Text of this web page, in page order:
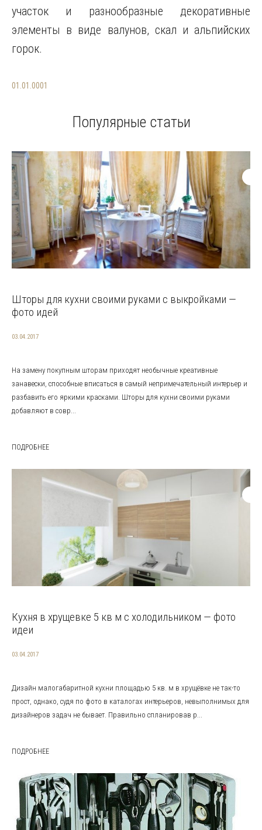
участок и разнообразные декоративные
элементы в виде валунов, скал и альпийских
горок.
01.01.0001
Популярные статьи
Шторы для кухни своими руками с выкройками —
фото идей
03.04.2017
На замену покупным шторам приходят необычные креативные
занавески, способные вписаться в самый непримечательный интерьер и
разбавить его яркими красками. Шторы для кухни своими руками
добавляют в совр...
ПОДРОБНЕЕ
Кухня в хрущевке 5 кв м с холодильником — фото
идеи
03.04.2017
Дизайн малогабаритной кухни площадью 5 кв. м в хрущёвке не так-то
прост, однако, судя по фото в каталогах интерьеров, невыполнимых для
дизайнеров задач не бывает. Правильно спланировав р...
ПОДРОБНЕЕ